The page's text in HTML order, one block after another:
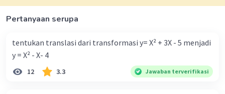
Pertanyaan serupa
tentukan translasi dari transformasi y= X² + 3X - 5 menjadi
y = X² - X- 4
12 3.3 Jawaban terverifikasi